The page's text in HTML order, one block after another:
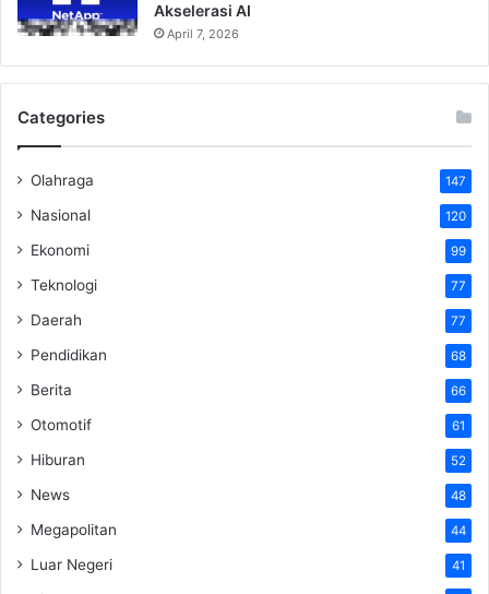
Akselerasi AI
April 7, 2026
Categories
Olahraga 147
Nasional 120
Ekonomi 99
Teknologi 77
Daerah 77
Pendidikan 68
Berita 66
Otomotif 61
Hiburan 52
News 48
Megapolitan 44
Luar Negeri 41